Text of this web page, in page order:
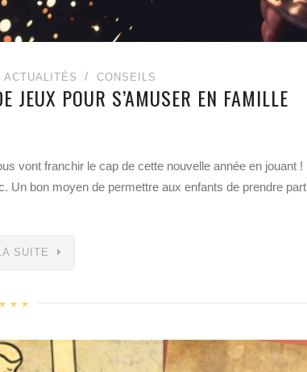
ACTUALITÉS CONSEILS
JEUX POUR S’AMUSER EN FAMILLE
vont franchir le cap de cette nouvelle année en jouant !
Un bon moyen de permettre aux enfants de prendre part
SUITE